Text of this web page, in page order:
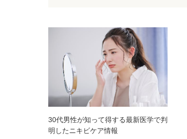
30代男性が知って得する最新医学で判
明したニキビケア情報